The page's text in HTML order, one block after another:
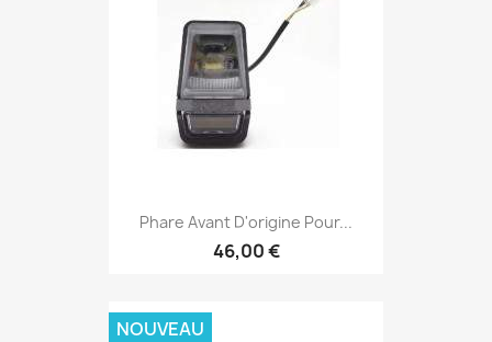
Phare Avant D'origine Pour...
46,00 €
NOUVEAU